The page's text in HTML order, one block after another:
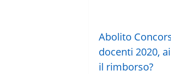
Abolito
docenti 2020,
il rimborso?